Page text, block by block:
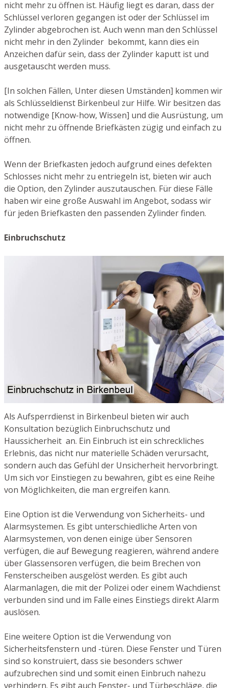
nicht mehr zu öffnen ist. Häufig liegt es daran, dass der
Schlüssel verloren gegangen ist oder der Schlüssel im
Zylinder abgebrochen ist. Auch wenn man den Schlüssel
nicht mehr in den Zylinder bekommt, kann dies ein
Anzeichen dafür sein, dass der Zylinder kaputt ist und
ausgetauscht werden muss.
[In solchen Fällen, Unter diesen Umständen] kommen wir
als Schlüsseldienst Birkenbeul zur Hilfe. Wir besitzen das
notwendige [Know-how, Wissen] und die Ausrüstung, um
nicht mehr zu öffnende Briefkästen zügig und einfach zu
öffnen.
Wenn der Briefkasten jedoch aufgrund eines defekten
Schlosses nicht mehr zu entriegeln ist, bieten wir auch
die Option, den Zylinder auszutauschen. Für diese Fälle
haben wir eine große Auswahl im Angebot, sodass wir
für jeden Briefkasten den passenden Zylinder finden.
Einbruchschutz
Als Aufsperrdienst in Birkenbeul bieten wir auch
Konsultation bezüglich Einbruchschutz und
Haussicherheit an. Ein Einbruch ist ein schreckliches
Erlebnis, das nicht nur materielle Schäden verursacht,
sondern auch das Gefühl der Unsicherheit hervorbringt.
Um sich vor Einstiegen zu bewahren, gibt es eine Reihe
von Möglichkeiten, die man ergreifen kann.
Eine Option ist die Verwendung von Sicherheits- und
Alarmsystemen. Es gibt unterschiedliche Arten von
Alarmsystemen, von denen einige über Sensoren
verfügen, die auf Bewegung reagieren, während andere
über Glassensoren verfügen, die beim Brechen von
Fensterscheiben ausgelöst werden. Es gibt auch
Alarmanlagen, die mit der Polizei oder einem Wachdienst
verbunden sind und im Falle eines Einstiegs direkt Alarm
auslösen.
Eine weitere Option ist die Verwendung von
Sicherheitsfenstern und -türen. Diese Fenster und Türen
sind so konstruiert, dass sie besonders schwer
aufzubrechen sind und somit einen Einbruch nahezu
verhindern. Es gibt auch Fenster- und Türbeschläge, die